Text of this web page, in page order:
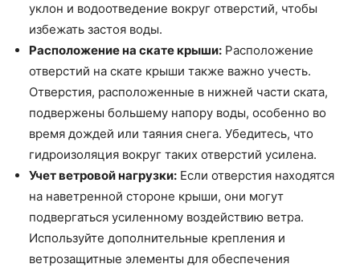
уклон и водоотведение вокруг отверстий, чтобы
избежать застоя воды.
Расположение на скате крыши: Расположение
отверстий на скате крыши также важно учесть.
Отверстия, расположенные в нижней части ската,
подвержены большему напору воды, особенно во
время дождей или таяния снега. Убедитесь, что
гидроизоляция вокруг таких отверстий усилена.
Учет ветровой нагрузки: Если отверстия находятся
на наветренной стороне крыши, они могут
подвергаться усиленному воздействию ветра.
Используйте дополнительные крепления и
ветрозащитные элементы для обеспечения